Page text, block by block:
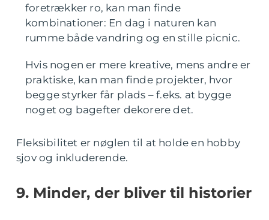
foretrækker ro, kan man finde
kombinationer: En dag i naturen kan
rumme både vandring og en stille picnic.
Hvis nogen er mere kreative, mens andre er
praktiske, kan man finde projekter, hvor
begge styrker får plads – f.eks. at bygge
noget og bagefter dekorere det.
Fleksibilitet er nøglen til at holde en hobby
sjov og inkluderende.
9. Minder, der bliver til historier